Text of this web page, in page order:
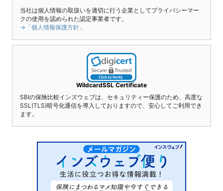
当社は個人情報の取扱いを適切に行う企業としてプライバシーマー
クの使用を認められた認定事業者です。
→「個人情報保護方針」
WildcardSSL Certificate
SBIの保険比較インズウェブは、セキュリティー保護のため、高度な
SSL(TLS)暗号化通信を導入しておりますので、安心してご利用でき
ます。